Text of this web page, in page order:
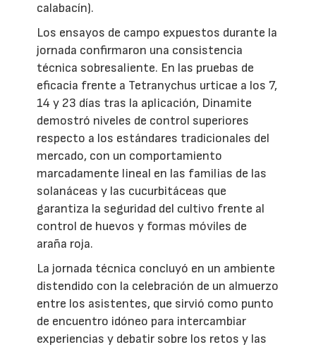
calabacín).
Los ensayos de campo expuestos durante la
jornada confirmaron una consistencia
técnica sobresaliente. En las pruebas de
eficacia frente a Tetranychus urticae a los 7,
14 y 23 días tras la aplicación, Dinamite
demostró niveles de control superiores
respecto a los estándares tradicionales del
mercado, con un comportamiento
marcadamente lineal en las familias de las
solanáceas y las cucurbitáceas que
garantiza la seguridad del cultivo frente al
control de huevos y formas móviles de
araña roja.
La jornada técnica concluyó en un ambiente
distendido con la celebración de un almuerzo
entre los asistentes, que sirvió como punto
de encuentro idóneo para intercambiar
experiencias y debatir sobre los retos y las